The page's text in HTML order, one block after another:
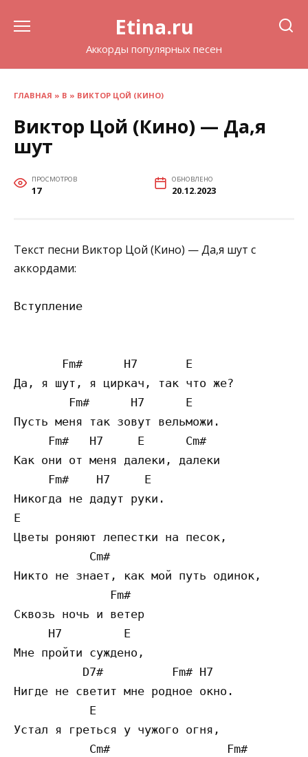
Etina.ru
Аккорды популярных песен
ГЛАВНАЯ » В » ВИКТОР ЦОЙ (КИНО)
Виктор Цой (Кино) — Да,я
шут
ПРОСМОТРОВ
17
ОБНОВЛЕНО
20.12.2023
Текст песни Виктор Цой (Кино) — Да,я шут с
аккордами:
Вступление
       Fm#      H7       E
Да, я шут, я циркач, так что же?
        Fm#      H7      E
Пусть меня так зовут вельможи.
     Fm#   H7     E      Cm#
Как они от меня далеки, далеки
     Fm#    H7     E
Никогда не дадут руки.
E
Цветы роняют лепестки на песок,
           Cm#
Никто не знает, как мой путь одинок,
              Fm#
Сквозь ночь и ветер
     H7         E
Мне пройти суждено,
          D7#          Fm# H7
Нигде не светит мне родное окно.
           E
Устал я греться у чужого огня,
           Cm#                 Fm#